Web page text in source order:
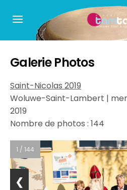
Galerie Photos
Saint-Nicolas 2019
Woluwe-Saint-Lambert |
2019
Nombre de photos : 144
1 / 144
❮